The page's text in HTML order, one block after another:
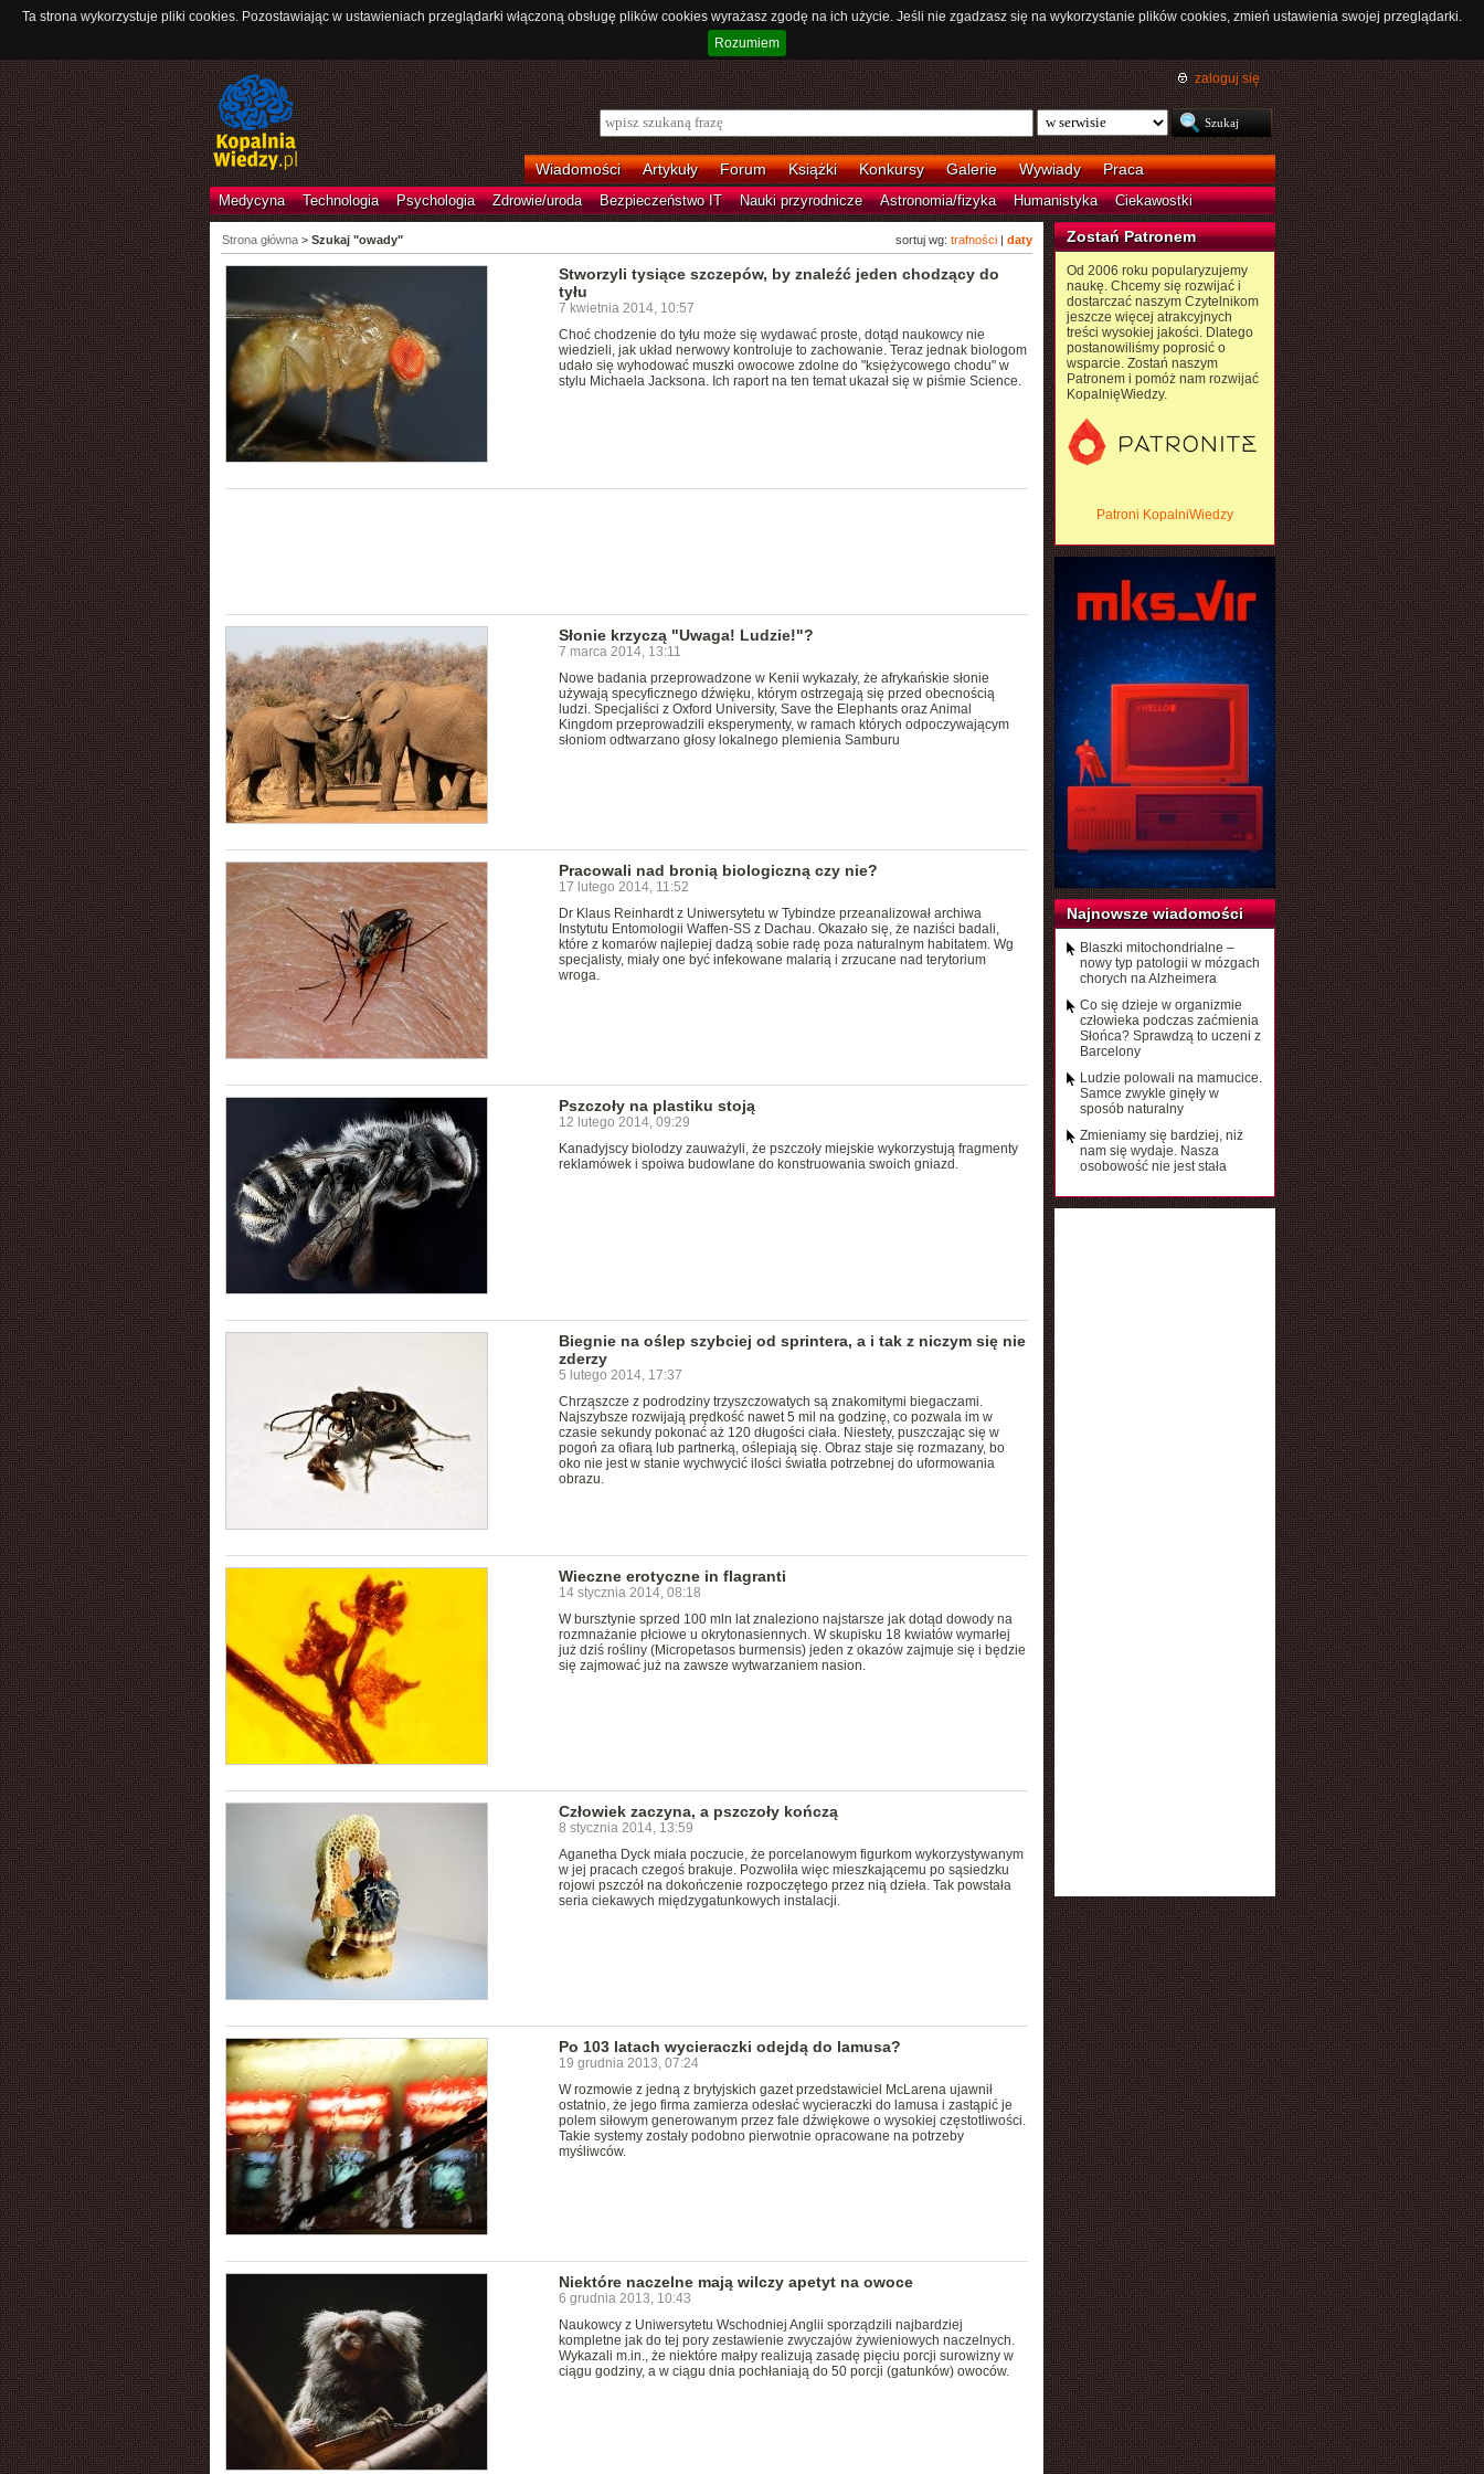
Ta strona wykorzystuje pliki cookies. Pozostawiając w ustawieniach przeglądarki włączoną obsługę plików cookies wyrażasz zgodę na ich użycie. Jeśli nie zgadzasz się na wykorzystanie plików cookies, zmień ustawienia swojej przeglądarki.
Rozumiem
zaloguj się
Wiadomości Artykuły Forum Książki Konkursy Galerie Wywiady Praca
Medycyna Technologia Psychologia Zdrowie/uroda Bezpieczeństwo IT Nauki przyrodnicze Astronomia/fizyka Humanistyka Ciekawostki
sortuj wg: trafności| daty
Strona główna> Szukaj "owady"
Stworzyli tysiące szczepów, by znaleźć jeden chodzący do
tyłu
7 kwietnia 2014, 10:57
Choć chodzenie do tyłu może się wydawać proste, dotąd naukowcy nie
wiedzieli, jak układ nerwowy kontroluje to zachowanie. Teraz jednak biologom
udało się wyhodować muszki owocowe zdolne do "księżycowego chodu" w
stylu Michaela Jacksona. Ich raport na ten temat ukazał się w piśmie Science.
Słonie krzyczą "Uwaga! Ludzie!"?
7 marca 2014, 13:11
Nowe badania przeprowadzone w Kenii wykazały, że afrykańskie słonie
używają specyficznego dźwięku, którym ostrzegają się przed obecnością
ludzi. Specjaliści z Oxford University, Save the Elephants oraz Animal
Kingdom przeprowadzili eksperymenty, w ramach których odpoczywającym
słoniom odtwarzano głosy lokalnego plemienia Samburu
Pracowali nad bronią biologiczną czy nie?
17 lutego 2014, 11:52
Dr Klaus Reinhardt z Uniwersytetu w Tybindze przeanalizował archiwa
Instytutu Entomologii Waffen-SS z Dachau. Okazało się, że naziści badali,
które z komarów najlepiej dadzą sobie radę poza naturalnym habitatem. Wg
specjalisty, miały one być infekowane malarią i zrzucane nad terytorium
wroga.
Pszczoły na plastiku stoją
12 lutego 2014, 09:29
Kanadyjscy biolodzy zauważyli, że pszczoły miejskie wykorzystują fragmenty
reklamówek i spoiwa budowlane do konstruowania swoich gniazd.
Biegnie na oślep szybciej od sprintera, a i tak z niczym się nie
zderzy
5 lutego 2014, 17:37
Chrząszcze z podrodziny trzyszczowatych są znakomitymi biegaczami.
Najszybsze rozwijają prędkość nawet 5 mil na godzinę, co pozwala im w
czasie sekundy pokonać aż 120 długości ciała. Niestety, puszczając się w
pogoń za ofiarą lub partnerką, oślepiają się. Obraz staje się rozmazany, bo
oko nie jest w stanie wychwycić ilości światła potrzebnej do uformowania
obrazu.
Wieczne erotyczne in flagranti
14 stycznia 2014, 08:18
W bursztynie sprzed 100 mln lat znaleziono najstarsze jak dotąd dowody na
rozmnażanie płciowe u okrytonasiennych. W skupisku 18 kwiatów wymarłej
już dziś rośliny (Micropetasos burmensis) jeden z okazów zajmuje się i będzie
się zajmować już na zawsze wytwarzaniem nasion.
Człowiek zaczyna, a pszczoły kończą
8 stycznia 2014, 13:59
Aganetha Dyck miała poczucie, że porcelanowym figurkom wykorzystywanym
w jej pracach czegoś brakuje. Pozwoliła więc mieszkającemu po sąsiedzku
rojowi pszczół na dokończenie rozpoczętego przez nią dzieła. Tak powstała
seria ciekawych międzygatunkowych instalacji.
Po 103 latach wycieraczki odejdą do lamusa?
19 grudnia 2013, 07:24
W rozmowie z jedną z brytyjskich gazet przedstawiciel McLarena ujawnił
ostatnio, że jego firma zamierza odesłać wycieraczki do lamusa i zastąpić je
polem siłowym generowanym przez fale dźwiękowe o wysokiej częstotliwości.
Takie systemy zostały podobno pierwotnie opracowane na potrzeby
myśliwców.
Niektóre naczelne mają wilczy apetyt na owoce
6 grudnia 2013, 10:43
Naukowcy z Uniwersytetu Wschodniej Anglii sporządzili najbardziej
kompletne jak do tej pory zestawienie zwyczajów żywieniowych naczelnych.
Wykazali m.in., że niektóre małpy realizują zasadę pięciu porcji surowizny w
ciągu godziny, a w ciągu dnia pochłaniają do 50 porcji (gatunków) owoców.
Zostań Patronem
Od 2006 roku popularyzujemy
naukę. Chcemy się rozwijać i
dostarczać naszym Czytelnikom
jeszcze więcej atrakcyjnych
treści wysokiej jakości. Dlatego
postanowiliśmy poprosić o
wsparcie. Zostań naszym
Patronem i pomóż nam rozwijać
KopalnięWiedzy.
Patroni KopalniWiedzy
Najnowsze wiadomości
Blaszki mitochondrialne –
nowy typ patologii w mózgach
chorych na Alzheimera
Co się dzieje w organizmie
człowieka podczas zaćmienia
Słońca? Sprawdzą to uczeni z
Barcelony
Ludzie polowali na mamucice.
Samce zwykle ginęły w
sposób naturalny
Zmieniamy się bardziej, niż
nam się wydaje. Nasza
osobowość nie jest stała